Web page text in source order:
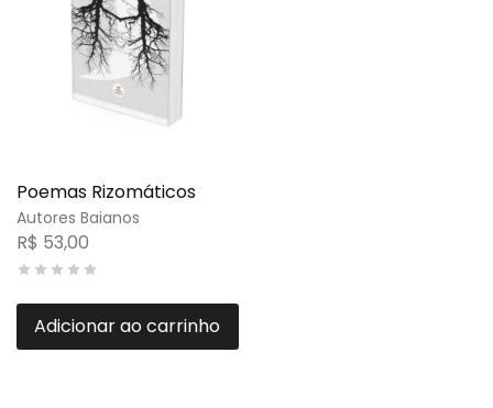
Autores Baianos
Poemas Rizomáticos
R$ 53,00
Adicionar ao carrinho